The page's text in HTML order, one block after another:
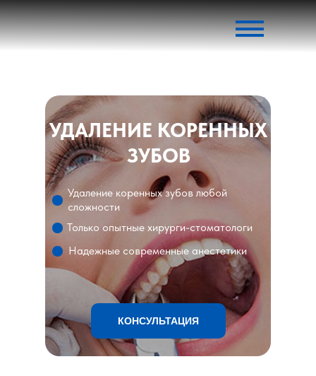
УДАЛЕНИЕ КОРЕННЫХ
ЗУБОВ
КОНСУЛЬТАЦИЯ
Удаление коренных зубов любой
сложности
Только опытные хирурги-стоматологи
Надежные современные анестетики